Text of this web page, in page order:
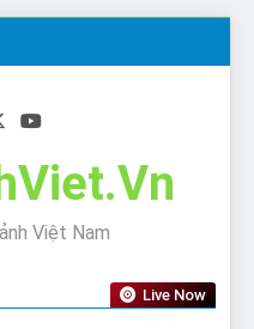
Việt Nam
Live Now